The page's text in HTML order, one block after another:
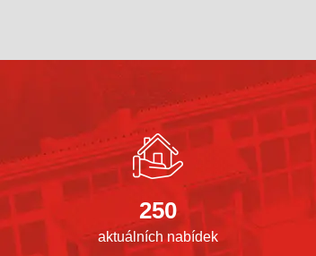
250
aktuálních nabídek